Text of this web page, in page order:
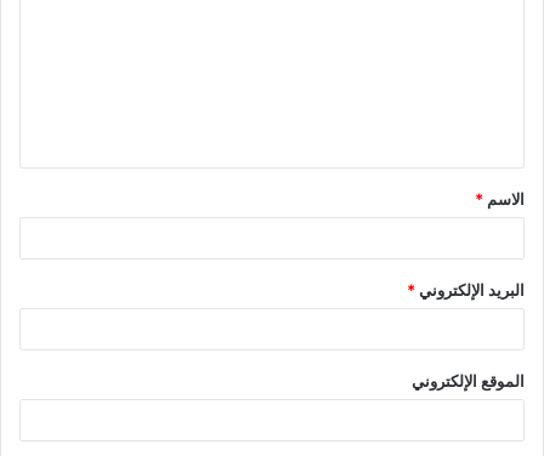
ق
*
الاسم *
البريد الإلكتروني*
الموقع الإلكتروني